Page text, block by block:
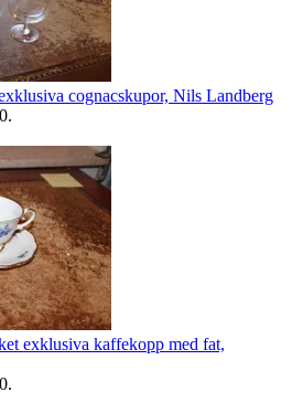
cognacskupor, Nils Landberg
.
exklusiva kaffekopp med fat,
.